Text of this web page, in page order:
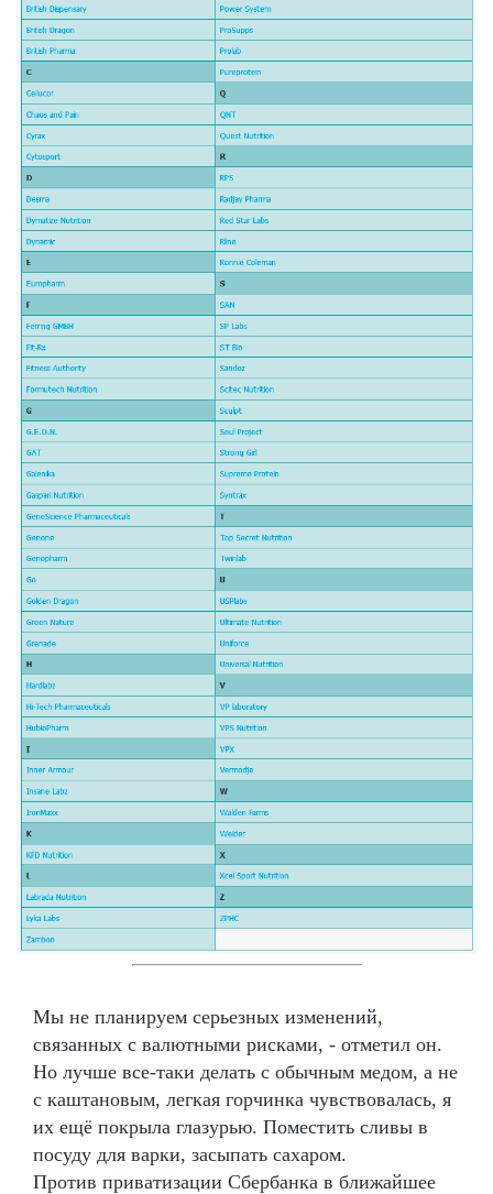
Мы не планируем серьезных изменений,
связанных с валютными рисками, - отметил он.
Но лучше все-таки делать с обычным медом, а не
с каштановым, легкая горчинка чувствовалась, я
их ещё покрыла глазурью. Поместить сливы в
посуду для варки, засыпать сахаром.
Против приватизации Сбербанка в ближайшее